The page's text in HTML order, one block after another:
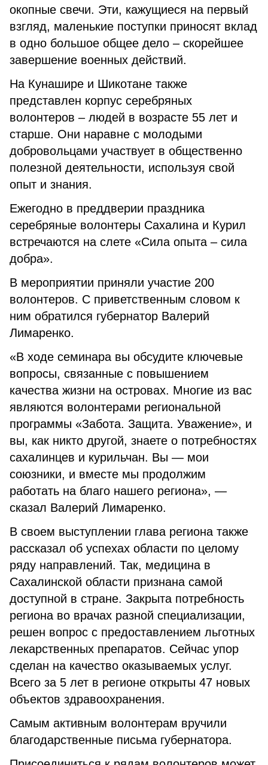
окопные свечи. Эти, кажущиеся на первый
взгляд, маленькие поступки приносят вклад
в одно большое общее дело – скорейшее
завершение военных действий.
На Кунашире и Шикотане также
представлен корпус серебряных
волонтеров – людей в возрасте 55 лет и
старше. Они наравне с молодыми
добровольцами участвует в общественно
полезной деятельности, используя свой
опыт и знания.
Ежегодно в преддверии праздника
серебряные волонтеры Сахалина и Курил
встречаются на слете «Сила опыта – сила
добра».
В мероприятии приняли участие 200
волонтеров. С приветственным словом к
ним обратился губернатор Валерий
Лимаренко.
«В ходе семинара вы обсудите ключевые
вопросы, связанные с повышением
качества жизни на островах. Многие из вас
являются волонтерами региональной
программы «Забота. Защита. Уважение», и
вы, как никто другой, знаете о потребностях
сахалинцев и курильчан. Вы — мои
союзники, и вместе мы продолжим
работать на благо нашего региона», —
сказал Валерий Лимаренко.
В своем выступлении глава региона также
рассказал об успехах области по целому
ряду направлений. Так, медицина в
Сахалинской области признана самой
доступной в стране. Закрыта потребность
региона во врачах разной специализации,
решен вопрос с предоставлением льготных
лекарственных препаратов. Сейчас упор
сделан на качество оказываемых услуг.
Всего за 5 лет в регионе открыты 47 новых
объектов здравоохранения.
Самым активным волонтерам вручили
благодарственные письма губернатора.